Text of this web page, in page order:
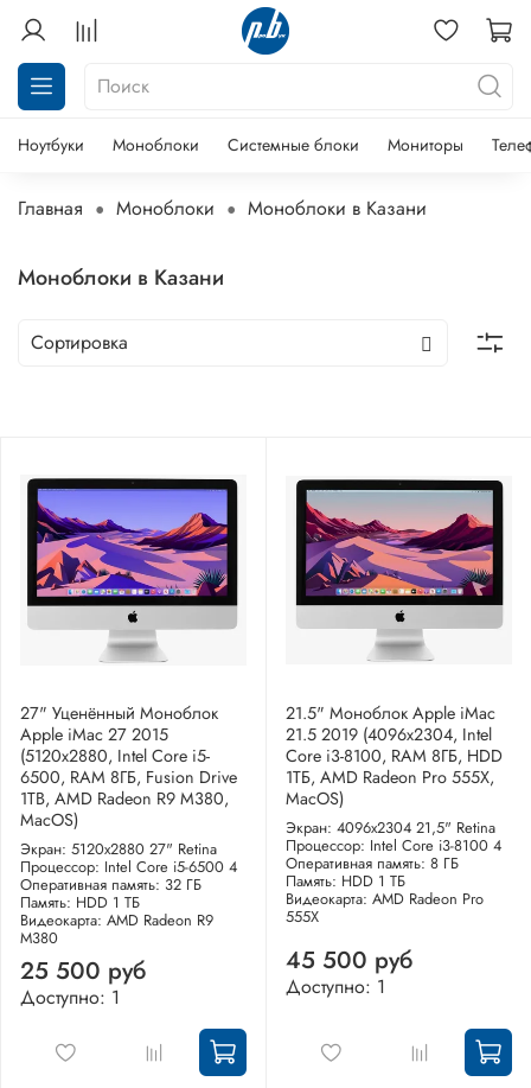
Ноутбуки Моноблоки Системные блоки Мониторы
Главная Моноблоки Моноблоки в Казани
Моноблоки в Казани
27" Уценённый Моноблок
Apple iMac 27 2015
(5120x2880, Intel Core i5-
6500, RAM 8ГБ, Fusion Drive
1TB, AMD Radeon R9 M380,
MacOS)
Экран: 5120x2880 27" Retina
Процессор: Intel Core i5-6500 4
Оперативная память: 32 ГБ
Память: HDD 1 ТБ
Видеокарта: AMD Radeon R9
M380
25 500 руб
Доступно: 1
21.5" Моноблок Apple iMac
21.5 2019 (4096x2304, Intel
Core i3-8100, RAM 8ГБ, HDD
1ТБ, AMD Radeon Pro 555X,
MacOS)
Экран: 4096x2304 21,5" Retina
Процессор: Intel Core i3-8100 4
Оперативная память: 8 ГБ
Память: HDD 1 ТБ
Видеокарта: AMD Radeon Pro
555X
45 500 руб
Доступно: 1